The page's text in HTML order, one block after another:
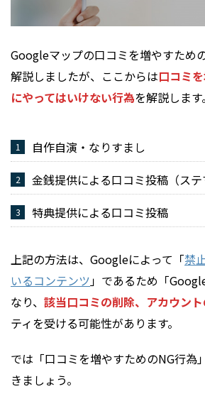
Googleマップの口コミを増やすため
解説しましたが、ここからは口コミ
にやってはいけない行為を解説します。
自作自演・なりすまし
金銭提供による口コミ投稿（ステ
特典提供による口コミ投稿
上記の方法は、Googleによって「禁
いるコンテンツ」であるため「
なり、 該当口コミの削除、アカウン
ティを受ける可能性があります。
では「口コミを増やすためのNG行為
きましょう。